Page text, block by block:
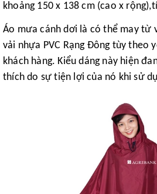
khoảng 150 x 138 cm (cao x
Áo mưa cánh dơi là có thể may từ
vải nhựa PVC Rạng Đông tùy theo
khách hàng. Kiểu dáng này hiện
thích do sự tiện lợi của nó khi sử